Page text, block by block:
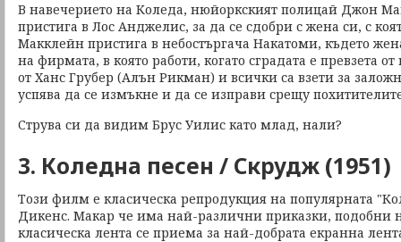
В навечерието на Коледа, нюйоркският полицай Джон
пристига в Лос Анджелис, за да се сдобри с жена си, с
Макклейн пристига в небостъргача Накатоми, където
на фирмата, в която работи, когато сградата е превзета
от Ханс Грубер (Алън Рикман) и всички са взети за
успява да се измъкне и да се изправи срещу
Струва си да видим Брус Уилис като млад, нали?
3. Коледна песен / Скрудж (1951)
Този филм е класическа репродукция на популярната
Дикенс. Макар че има най-различни приказки, подобни
класическа лента се приема за най-добрата екранна